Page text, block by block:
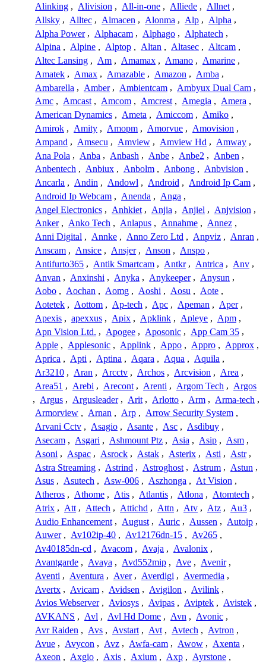
Alinking , Alivision , All-in-one , Alliede , Allnet ,
Allsky , Alltec , Almacen , Alonma , Alp , Alpha ,
Alpha Power , Alphacam , Alphago , Alphatech ,
Alpina , Alpine , Alptop , Altan , Altasec , Altcam ,
Altec Lansing , Am , Amamax , Amano , Amarine ,
Amatek , Amax , Amazable , Amazon , Amba ,
Ambarella , Amber , Ambientcam , Ambyux Dual Cam ,
Amc , Amcast , Amcom , Amcrest , Amegia , Amera ,
American Dynamics , Ameta , Amiccom , Amiko ,
Amirok , Amity , Amopm , Amorvue , Amovision ,
Ampand , Amsecu , Amview , Amview Hd , Amway ,
Ana Pola , Anba , Anbash , Anbe , Anbe2 , Anben ,
Anbentech , Anbiux , Anbolm , Anbong , Anbvision ,
Ancarla , Andin , Andowl , Android , Android Ip Cam ,
Android Ip Webcam , Anenda , Anga ,
Angel Electronics , Anhkiet , Anjia , Anjiel , Anjvision ,
Anker , Anko Tech , Anlapus , Annahme , Annez ,
Anni Digital , Annke , Anno Zero Ltd , Anpviz , Anran ,
Anscam , Ansice , Ansjer , Anson , Anspo ,
Antifurto365 , Antik Smartcam , Antkr , Antrica , Anv ,
Anvan , Anxinshi , Anyka , Anykeeper , Anysun ,
Aobo , Aochan , Aomg , Aoshi , Aosu , Aote ,
Aotetek , Aottom , Ap-tech , Apc , Apeman , Aper ,
Apexis , apexxus , Apix , Apklink , Apleye , Apm ,
Apn Vision Ltd. , Apogee , Aposonic , App Cam 35 ,
Apple , Applesonic , Applink , Appo , Appro , Approx ,
Aprica , Apti , Aptina , Aqara , Aqua , Aquila ,
Ar3210 , Aran , Arcctv , Archos , Arcvision , Area ,
Area51 , Arebi , Arecont , Arenti , Argom Tech , Argos
, Argus , Argusleader , Arit , Arlotto , Arm , Arma-tech ,
Armorview , Arnan , Arp , Arrow Security System ,
Arvani Cctv , Asagio , Asante , Asc , Asdibuy ,
Asecam , Asgari , Ashmount Ptz , Asia , Asip , Asm ,
Asoni , Aspac , Asrock , Astak , Asterix , Asti , Astr ,
Astra Streaming , Astrind , Astroghost , Astrum , Astun ,
Asus , Asutech , Asw-006 , Aszhonga , At Vision ,
Atheros , Athome , Atis , Atlantis , Atlona , Atomtech ,
Atrix , Att , Attech , Attichd , Attn , Atv , Atz , Au3 ,
Audio Enhancement , August , Auric , Aussen , Autoip ,
Auwer , Av102ip-40 , Av12176dn-15 , Av265 ,
Av40185dn-cd , Avacom , Avaja , Avalonix ,
Avantgarde , Avaya , Avd552mip , Ave , Avenir ,
Aventi , Aventura , Aver , Averdigi , Avermedia ,
Avertx , Avicam , Avidsen , Avigilon , Avilink ,
Avios Webserver , Aviosys , Avipas , Aviptek , Avistek ,
AVKANS , Avl , Avl Hd Dome , Avn , Avonic ,
Avr Raiden , Avs , Avstart , Avt , Avtech , Avtron ,
Avue , Avycon , Avz , Awfa-cam , Awow , Axenta ,
Axeon , Axgio , Axis , Axium , Axp , Ayrstone ,